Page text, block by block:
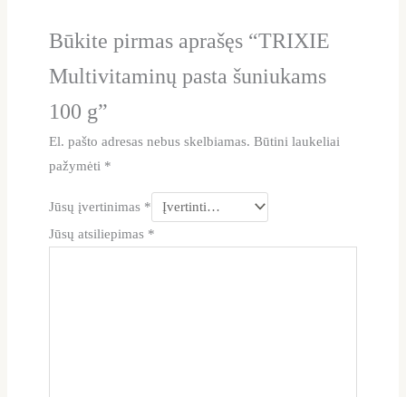
Būkite pirmas aprašęs “TRIXIE
Multivitaminų pasta šuniukams
100 g”
El. pašto adresas nebus skelbiamas. Būtini laukeliai
pažymėti *
Jūsų įvertinimas *
Jūsų atsiliepimas *